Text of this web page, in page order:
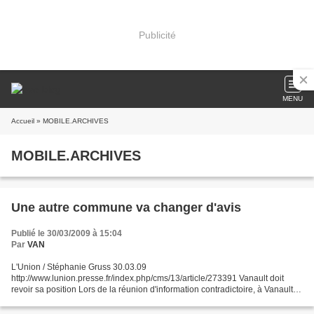
Publicité
MENU
Accueil » MOBILE.ARCHIVES
MOBILE.ARCHIVES
Une autre commune va changer d'avis
Publié le 30/03/2009 à 15:04
Par VAN
L'Union / Stéphanie Gruss 30.03.09
http://www.lunion.presse.fr/index.php/cms/13/article/273391 Vanault doit
revoir sa position Lors de la réunion d'information contradictoire, à Vanault-